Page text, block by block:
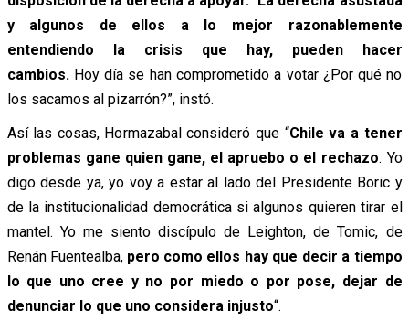
y algunos de ellos a lo mejor razonablemente
entendiendo la crisis que hay, pueden hacer
cambios. Hoy día se han comprometido a votar ¿Por qué no
los sacamos al pizarrón?”, instó.
Así las cosas, Hormazabal consideró que “Chile va a tener
problemas gane quien gane, el apruebo o el rechazo. Yo
digo desde ya, yo voy a estar al lado del Presidente Boric y
de la institucionalidad democrática si algunos quieren tirar el
mantel. Yo me siento discípulo de Leighton, de Tomic, de
Renán Fuentealba, pero como ellos hay que decir a tiempo
lo que uno cree y no por miedo o por pose, dejar de
denunciar lo que uno considera injusto“.